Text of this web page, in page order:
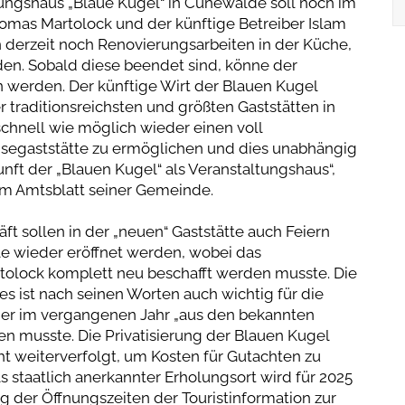
Martolock und der künftige Betreiber Islam
noch Renovierungsarbeiten in der Küche,
Sobald diese beendet sind, könne der
Der künftige Wirt der Blauen Kugel
traditionsreichsten und größten Gaststätten in
wie möglich wieder einen voll
zu ermöglichen und dies unabhängig
der „Blauen Kugel“ als Veranstaltungshaus“,
Amtsblatt seiner Gemeinde.
sollen in der „neuen“ Gaststätte auch Feiern
wieder eröffnet werden, wobei das
komplett neu beschafft werden musste. Die
ist nach seinen Worten auch wichtig für die
im vergangenen Jahr „aus den bekannten
musste. Die Privatisierung der Blauen Kugel
weiterverfolgt, um Kosten für Gutachten zu
staatlich anerkannter Erholungsort wird für 2025
der Öffnungszeiten der Touristinformation zur